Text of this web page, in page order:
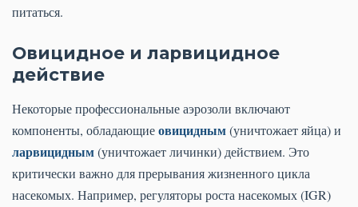
питаться.
Овицидное и ларвицидное
действие
Некоторые профессиональные аэрозоли включают
компоненты, обладающиеовицидным(уничтожает яйца) и
ларвицидным(уничтожает личинки) действием. Это
критически важно для прерывания жизненного цикла
насекомых. Например, регуляторы роста насекомых (IGR)